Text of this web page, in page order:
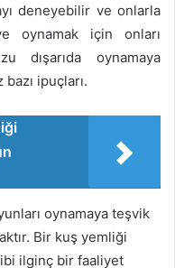
deneyebilir ve onlarla
oynamak için onları
dışarıda oynamaya
ipuçları.
oynamaya teşvik
Bir kuş yemliği
ilginç bir faaliyet